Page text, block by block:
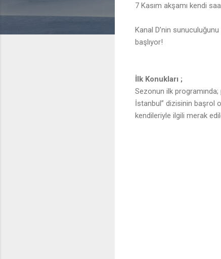
7 Kasım akşamı kendi
Kanal D’nin
başlıyor!
İlk Konukları ;
Sezonun ilk programında;
İstanbul” dizisinin başrol
kendileriyle ilgili merak